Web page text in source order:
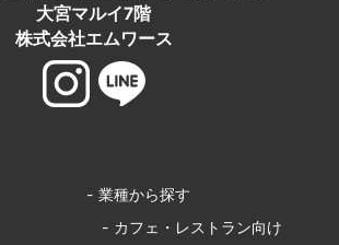
大宮マルイ7階
株式会社エムワース
- 業種から探す
- カフェ・レストラン向け